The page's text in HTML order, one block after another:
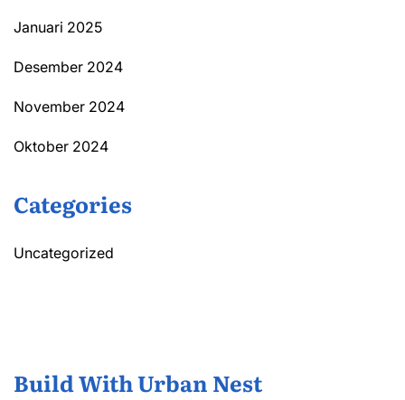
Januari 2025
Desember 2024
November 2024
Oktober 2024
Categories
Uncategorized
Build With Urban Nest